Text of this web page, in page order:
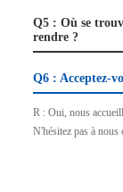
Q5 : Où se
rendre ?
Q6 : Acceptez-
R : Oui, nous
N'hésitez pas à